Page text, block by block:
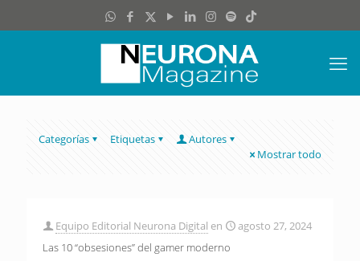
Categorías Etiquetas
Autores
Mostrar todo
Equipo Editorial Neurona Digital en
agosto 27, 2024
Las 10 “obsesiones” del gamer moderno